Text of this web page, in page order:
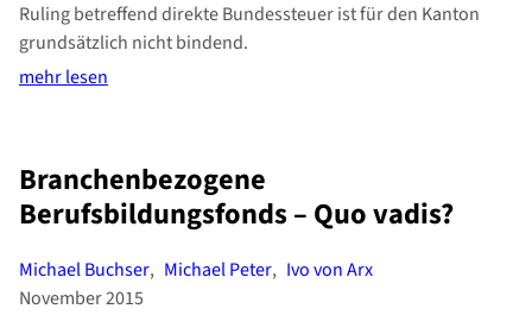
Ruling betreffend direkte Bundessteuer ist für den Kanton
grundsätzlich nicht bindend.
mehr lesen
Branchenbezogene
Berufsbildungsfonds – Quo vadis?
Michael Buchser, Michael Peter, Ivo von Arx
November 2015